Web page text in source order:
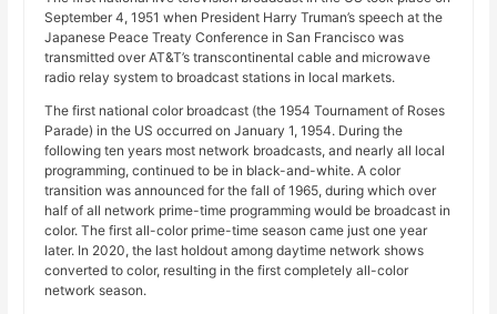
September 4, 1951 when President Harry Truman’s speech at the
Japanese Peace Treaty Conference in San Francisco was
transmitted over AT&T’s transcontinental cable and microwave
radio relay system to broadcast stations in local markets.
The first national color broadcast (the 1954 Tournament of Roses
Parade) in the US occurred on January 1, 1954. During the
following ten years most network broadcasts, and nearly all local
programming, continued to be in black-and-white. A color
transition was announced for the fall of 1965, during which over
half of all network prime-time programming would be broadcast in
color. The first all-color prime-time season came just one year
later. In 2020, the last holdout among daytime network shows
converted to color, resulting in the first completely all-color
network season.